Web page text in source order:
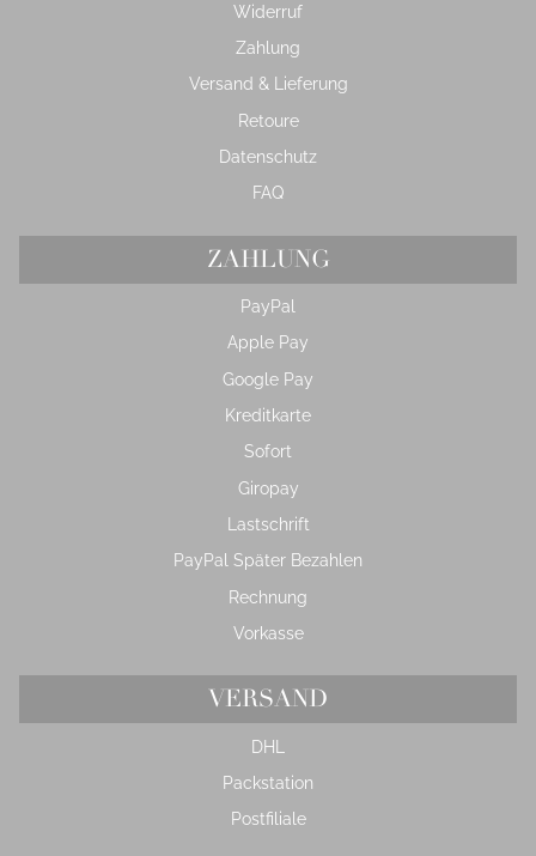
Widerruf
Zahlung
Versand & Lieferung
Retoure
Datenschutz
FAQ
ZAHLUNG
PayPal
Apple Pay
Google Pay
Kreditkarte
Sofort
Giropay
Lastschrift
PayPal Später Bezahlen
Rechnung
Vorkasse
VERSAND
DHL
Packstation
Postfiliale